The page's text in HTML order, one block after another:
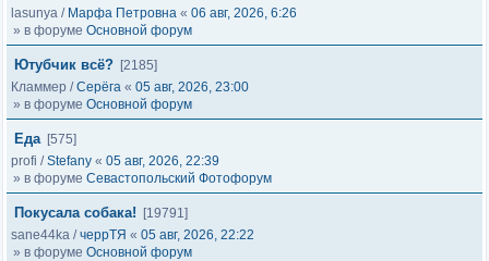
lasunya / Марфа Петровна « 06 авг, 2026, 6:26
» в форуме Основной форум
Ютубчик всё? [2185]
Кламмер /Серёга « 05 авг, 2026, 23:00
» в форуме Основной форум
Еда [575]
profi /Stefany « 05 авг, 2026, 22:39
» в форуме Севастопольский Фотофорум
Покусала собака!
[19791]
sane44ka /черрТЯ « 05 авг, 2026, 22:22
» в форуме Основной форум